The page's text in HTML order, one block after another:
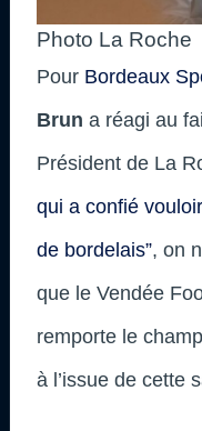
Photo La Roche
Pour Bordeaux
Brun a réagi au
Président de La
qui a confié
de bordelais”, on
que le Vendée
remporte le
à l’issue de cette